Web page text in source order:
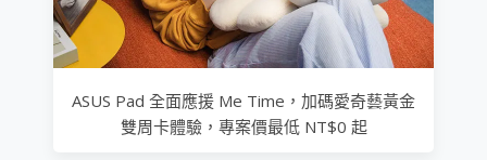
ASUS Pad 全面應援 Me Time，加碼愛奇藝黃金
雙周卡體驗，專案價最低 NT$0 起